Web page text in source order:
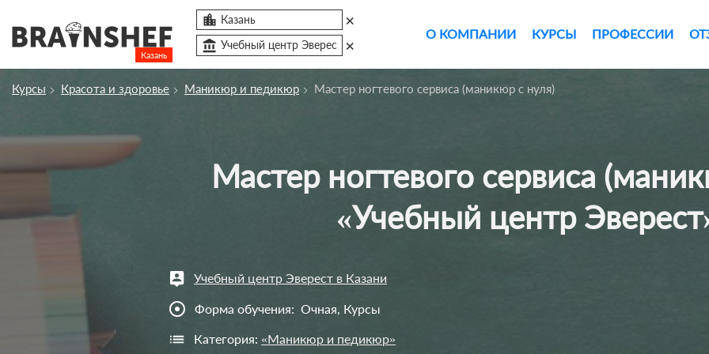
Казань
 Казань ×
account_balance Учебный центр Эверес ×
О КОМПАНИИ КУРСЫ ПРОФЕССИИ
О компании
Курсы
Курсы Красота и здоровье Маникюр и педикюр Мастер ногтевого сервиса (маникюр с нуля)
Мастер ногтевого сервиса (маникюр с нуля)
«Учебный центр
Учебный центр Эверест в Казани
adjust Форма обучения:Очная, Курсы
Категория: «Маникюр и педикюр»